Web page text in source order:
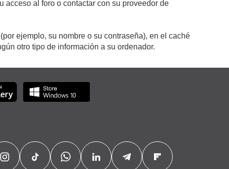
acceso al foro o contactar con su proveedor de
ejemplo, su nombre o su contraseña), en el caché
otro tipo de información a su ordenador.